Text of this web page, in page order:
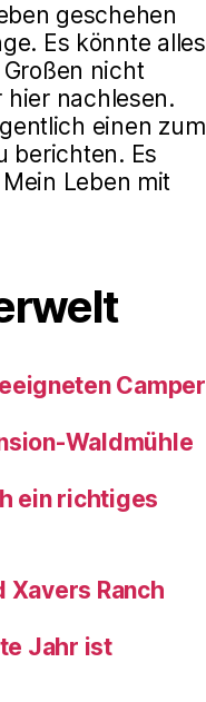
geschehen
Es könnte alles
nicht
hier nachlesen.
einen zum
berichten. Es
Leben mit
Camper
Waldmühle
ein richtiges
Xavers Ranch
Jahr ist